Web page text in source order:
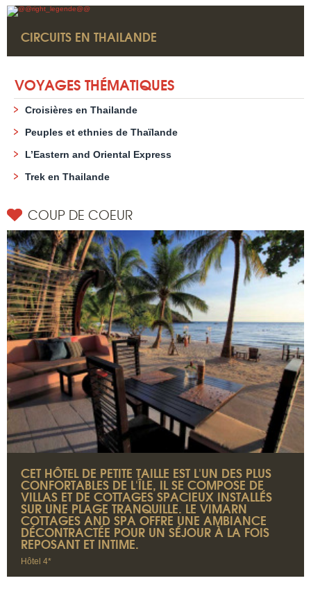
CIRCUITS EN THAILANDE
VOYAGES THÉMATIQUES
Croisières en Thailande
Peuples et ethnies de Thaïlande
L’Eastern and Oriental Express
Trek en Thailande
COUP DE COEUR
CET HÔTEL DE PETITE TAILLE EST L'UN DES PLUS
CONFORTABLES DE L'ÎLE, IL SE COMPOSE DE
VILLAS ET DE COTTAGES SPACIEUX INSTALLÉS
SUR UNE PLAGE TRANQUILLE. LE VIMARN
COTTAGES AND SPA OFFRE UNE AMBIANCE
DÉCONTRACTÉE POUR UN SÉJOUR À LA FOIS
REPOSANT ET INTIME.
Hôtel 4*